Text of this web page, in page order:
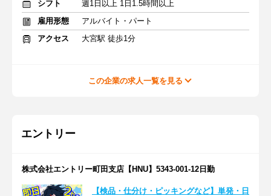
シフト
週1日以上 1日1.5時間以上
雇用形態
アルバイト・パート
アクセス
大宮駅 徒歩1分
この企業の求人一覧を見る
エントリー
株式会社エントリー町田支店【HNU】5343-001-12日勤
【検品・仕分け・ピッキングなど】単発・日